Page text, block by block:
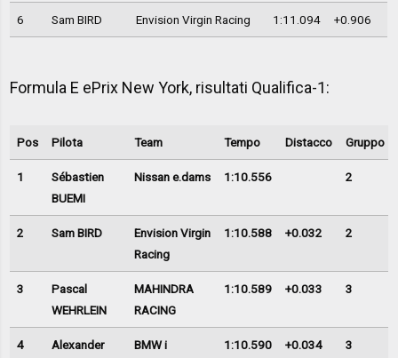
6 Sam BIRD Envision Virgin Racing 1:11.094 +0.906
Formula E ePrix New York, risultati Qualifica-1:
Pos Pilota Team Tempo Distacco Gruppo
1
Sébastien
BUEMI
Nissan e.dams 1:10.556 2
2 Sam BIRD
Envision Virgin
Racing
1:10.588 +0.032 2
3
Pascal
WEHRLEIN
MAHINDRA
RACING
1:10.589 +0.033 3
4
Alexander
BMW i
1:10.590 +0.034 3